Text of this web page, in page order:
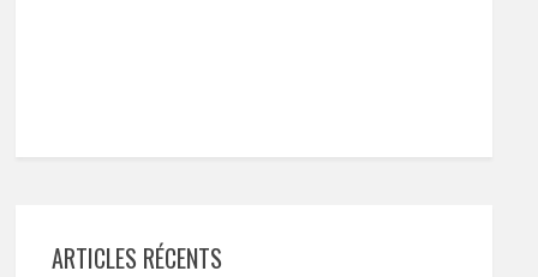
ARTICLES RÉCENTS